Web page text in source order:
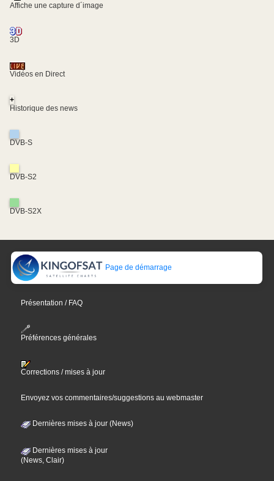
Affiche une capture d´image
3D
Vidéos en Direct
+
Historique des news
DVB-S
DVB-S2
DVB-S2X
Page de démarrage
Présentation / FAQ
Préférences générales
Corrections / mises à jour
Envoyez vos commentaires/suggestions au webmaster
Dernières mises à jour (News)
Dernières mises à jour
(News, Clair)